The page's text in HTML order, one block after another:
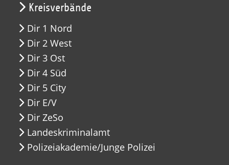
Kreisverbände
Dir 1 Nord
Dir 2 West
Dir 3 Ost
Dir 4 Süd
Dir 5 City
Dir E/V
Dir ZeSo
Landeskriminalamt
Polizeiakademie/Junge Polizei